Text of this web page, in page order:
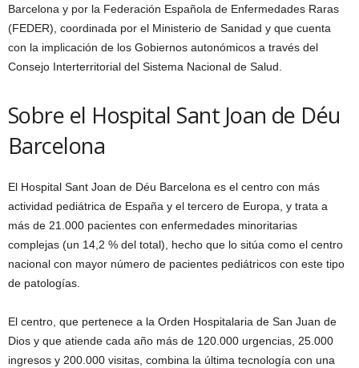
Barcelona y por la Federación Española de Enfermedades Raras
(FEDER), coordinada por el Ministerio de Sanidad y que cuenta
con la implicación de los Gobiernos autonómicos a través del
Consejo Interterritorial del Sistema Nacional de Salud.
Sobre el Hospital Sant Joan de Déu
Barcelona
El Hospital Sant Joan de Déu Barcelona es el centro con más
actividad pediátrica de España y el tercero de Europa, y trata a
más de 21.000 pacientes con enfermedades minoritarias
complejas (un 14,2 % del total), hecho que lo sitúa como el centro
nacional con mayor número de pacientes pediátricos con este tipo
de patologías.
El centro, que pertenece a la Orden Hospitalaria de San Juan de
Dios y que atiende cada año más de 120.000 urgencias, 25.000
ingresos y 200.000 visitas, combina la última tecnología con una